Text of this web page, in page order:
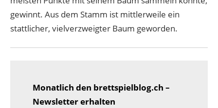
gewinnt. Aus dem Stamm ist mittlerweile ein
stattlicher, vielverzweigter Baum geworden.
Monatlich den brettspielblog.ch –
Newsletter erhalten